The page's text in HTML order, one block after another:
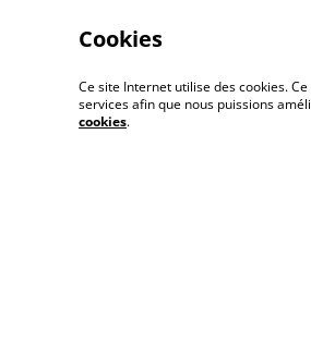
Cookies
Ce site Internet utilise des cookies.
services afin que nous puissions
cookies.